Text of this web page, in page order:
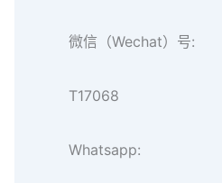
微信（Wechat）号:
T17068
Whatsapp: